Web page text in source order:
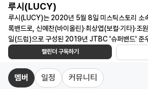
루시(LUCY)
일
정
캘
린
루시(LUCY)는 2020년 5월 8일 미스틱스토리 소
록밴드로, 신예찬(바이올린)·최상엽(보컬·기타)·조
일(드럼)으로 구성된 2019년 JTBC '슈퍼밴드' 준
입니다. 밴드에서 보기 힘든 바이올린을 중심에 두고
비언스 사운드'로 독자적 음악 색깔을 구축한 것이
'개화'부터 '조깅', '선잠', '난로'까지 봄·여름·가을·겨
시는, '조깅'이 2020 빌보드 평론가가 뽑은 '최고의
캘린더 구독하기
멤버 일정 커뮤니티